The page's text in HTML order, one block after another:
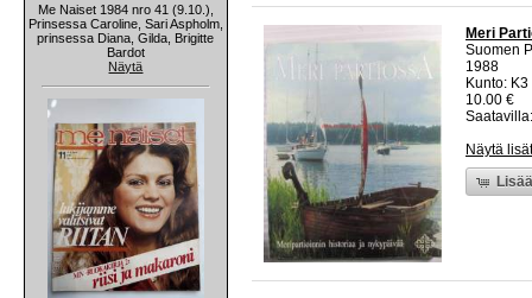
Me Naiset 1984 nro 41 (9.10.),
Prinsessa Caroline, Sari Aspholm,
prinsessa Diana, Gilda, Brigitte
Bardot
Näytä
Meri
Suomen
1988
Kunto:
10.00 €
Näytä